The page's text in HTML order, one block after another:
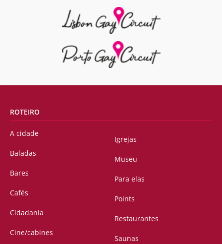
ROTEIRO
A cidade
Baladas
Bares
Cafés
Cidadania
Cine/cabines
Igrejas
Museu
Para elas
Points
Restaurantes
Saunas